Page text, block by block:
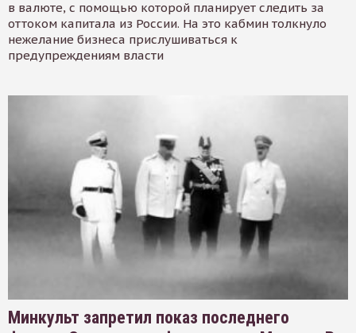
в валюте, с помощью которой планирует следить за
оттоком капитала из России. На это кабмин толкнуло
нежелание бизнеса прислушиваться к
предупреждениям власти
Минкульт запретил показ последнего